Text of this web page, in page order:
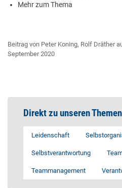
Mehr zum Thema
Beitrag von Peter Koning, Rolf Dräther
September 2020
Direkt zu unseren
Leidenschaft
Selbstverantwortung
Teammanagement